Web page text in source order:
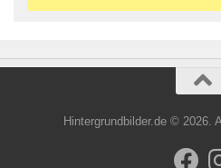
Hintergrundbilder.de © 2026.